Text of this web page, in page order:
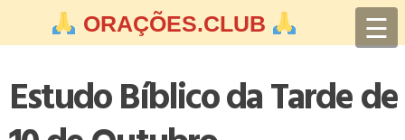
ORAÇÕES.CLUB ☰
Estudo Bíblico da Tarde de